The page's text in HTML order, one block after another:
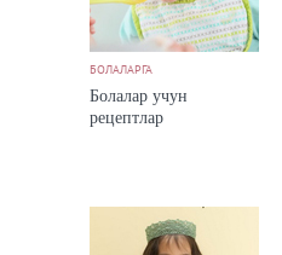
БОЛАЛАРГА
Болалар учун
рецептлар